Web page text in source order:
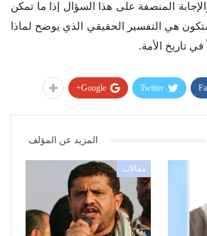
والإجابة المنصفة على هذا السؤال إذا ما تمكن
ستكون هي التفسير الحقيقي الذي يوضح لماذا
في تاريخ الأمة.
Twitter
Google+
المزيد عن المؤلف
مقالات